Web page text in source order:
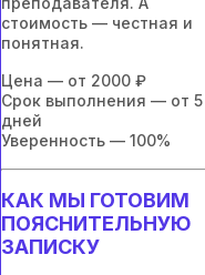
стоимость — честная и
понятная.
Цена — от 2000 ₽
Срок выполнения — от 5
дней
Уверенность — 100%
КАК МЫ ГОТОВИМ
ПОЯСНИТЕЛЬНУЮ
ЗАПИСКУ